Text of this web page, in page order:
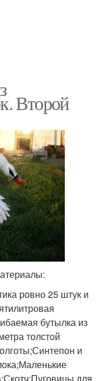
Второй
ровно 25 штук и
бутылка из
толстой
и